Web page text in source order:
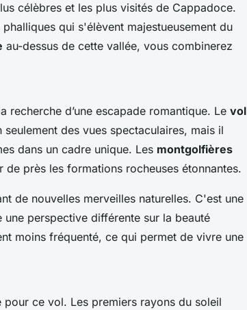
célèbres et les plus visités de Cappadoce.
qui s'élèvent majestueusement du
au-dessus de cette vallée, vous combinerez
recherche d’une escapade romantique. Le vol
seulement des vues spectaculaires, mais il
dans un cadre unique. Les montgolfières
près les formations rocheuses étonnantes.
de nouvelles merveilles naturelles. C'est une
perspective différente sur la beauté
moins fréquenté, ce qui permet de vivre une
ce vol. Les premiers rayons du soleil